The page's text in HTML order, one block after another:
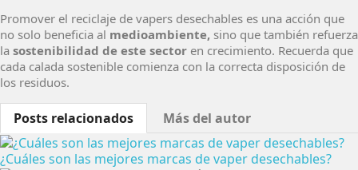
Promover el reciclaje de vapers desechables es una acción que
no solo beneficia al medioambiente, sino que también refuerza
la sostenibilidad de este sector en crecimiento. Recuerda que
cada calada sostenible comienza con la correcta disposición de
los residuos.
Posts relacionados Más del autor
¿Cuáles son las mejores marcas de vaper desechables?